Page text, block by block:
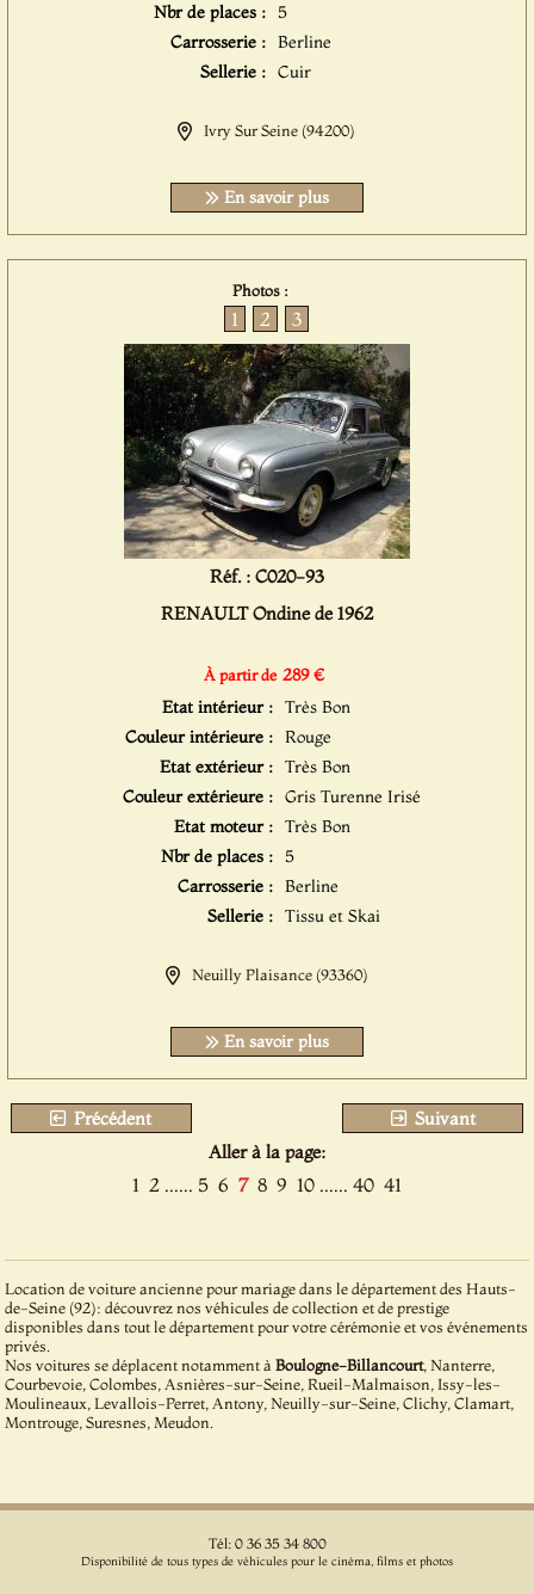
Nbr de places : 5
Carrosserie : Berline
Sellerie : Cuir
Ivry Sur Seine (94200)
En savoir plus
Photos :
1 2 3
Réf. : C020-93
RENAULT Ondine de 1962
À partir de 289 €
Etat intérieur : Très Bon
Couleur intérieure : Rouge
Etat extérieur : Très Bon
Couleur extérieure : Gris Turenne Irisé
Etat moteur : Très Bon
Nbr de places : 5
Carrosserie : Berline
Sellerie : Tissu et Skai
Neuilly Plaisance (93360)
En savoir plus
Précédent
Suivant
Aller à la page:
1 2 ...... 5 6 7 8 9 10 ...... 40 41
Location de voiture ancienne pour mariage dans le département des Hauts-
de-Seine (92): découvrez nos véhicules de collection et de prestige
disponibles dans tout le département pour votre cérémonie et vos événements
privés.
Nos voitures se déplacent notamment àBoulogne-Billancourt, Nanterre,
Courbevoie, Colombes, Asnières-sur-Seine, Rueil-Malmaison, Issy-les-
Moulineaux, Levallois-Perret, Antony, Neuilly-sur-Seine, Clichy, Clamart,
Montrouge, Suresnes, Meudon.
Tél: 0 36 35 34 800
Disponibilité de tous types de véhicules pour le cinéma, films et photos